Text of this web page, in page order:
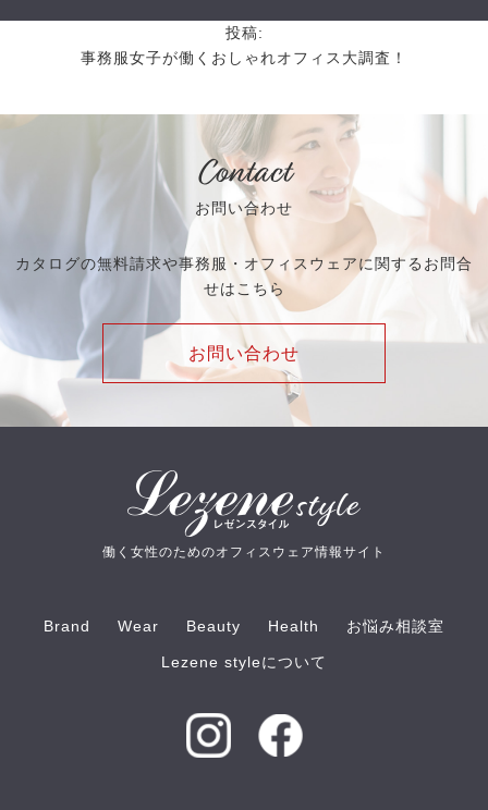
投稿:
事務服女子が働くおしゃれオフィス大調査！
Contact
お問い合わせ
カタログの無料請求や事務服・オフィスウェアに関するお問合
せはこちら
お問い合わせ
働く女性のためのオフィスウェア情報サイト
Brand Wear Beauty Health お悩み相談室
Lezene styleについて